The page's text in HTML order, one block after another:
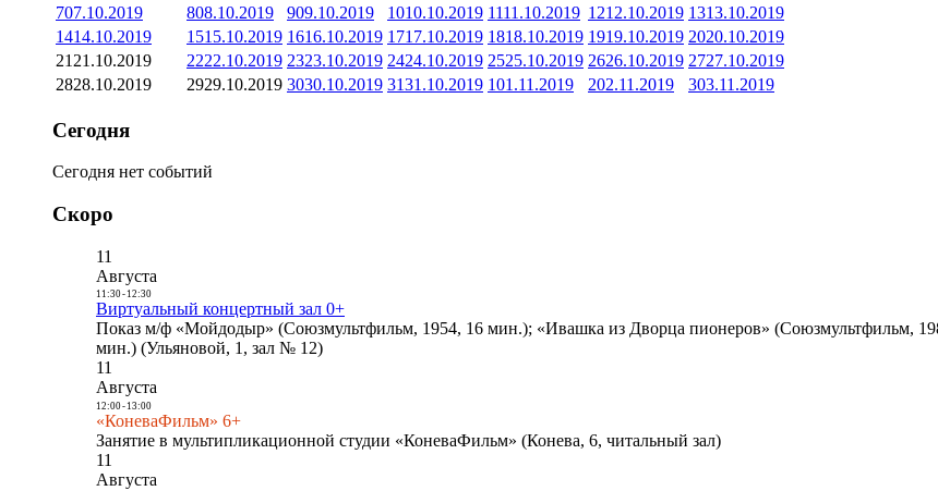
707.10.2019 808.10.2019 909.10.2019 1010.10.2019 1111.10.2019 1212.10.2019 1313.10.2019
1414.10.2019 1515.10.2019 1616.10.2019 1717.10.2019 1818.10.2019 1919.10.2019 2020.10.2019
21 21.10.2019 2222.10.2019 2323.10.2019 2424.10.2019 2525.10.2019 2626.10.2019 2727.10.2019
2828.10.2019 2929.10.2019 3030.10.2019 3131.10.2019 101.11.2019 202.11.2019 303.11.2019
Сегодня
Сегодня нет событий
Скоро
11
Августа
11:30- 12:30
Виртуальный концертный зал 0+
Показ м/ф «Мойдодыр» (Союзмультфильм, 1954, 16 мин.); «Ивашка из Дворца пионеров» (Союзмультфильм,
мин.) (Ульяновой, 1, зал № 12)
11
Августа
12:00- 13:00
«КоневаФильм» 6+
Занятие в мультипликационной студии «КоневаФильм» (Конева, 6, читальный зал)
11
Августа